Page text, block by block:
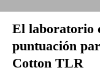
El laboratorio
puntuación
Cotton TLR